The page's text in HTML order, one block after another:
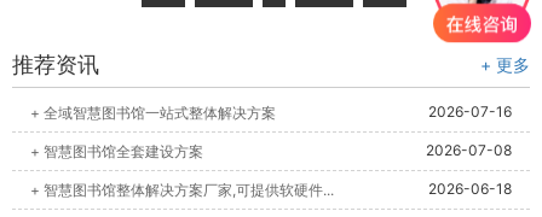
推荐资讯 + 更多
+ 全域智慧图书馆一站式整体解决方案 2026-07-16
+ 智慧图书馆全套建设方案 2026-07-08
+ 智慧图书馆整体解决方案厂家,可提供软硬件... 2026-06-18